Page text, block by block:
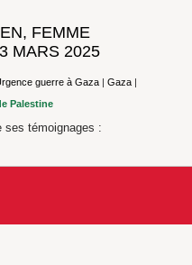
FEMME
MARS 2025
guerre à Gaza |Gaza
Palestine
ses témoignages :